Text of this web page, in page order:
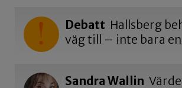
Debatt Hallsberg
väg till – inte bara
Sandra Wallin